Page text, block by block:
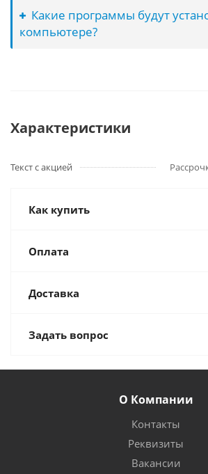
Какие программы будут
компьютере?
Характеристики
Текст с акцией
Как купить
Оплата
Доставка
Задать вопрос
О Компании
Контакты
Реквизиты
Вакансии